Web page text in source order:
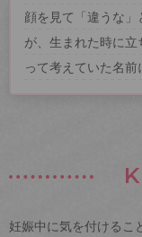
顔を見て「違うな
が、生まれた時に
って考えていた名前
妊娠中に気を付けるこ